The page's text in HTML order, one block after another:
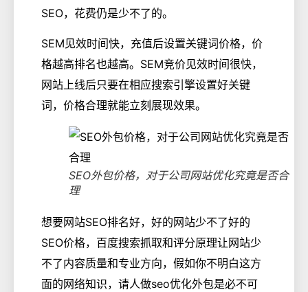
SEO，花费仍是少不了的。
SEM见效时间快，充值后设置关键词价格，价
格越高排名也越高。SEM竞价见效时间很快，
网站上线后只要在相应搜索引擎设置好关键
词，价格合理就能立刻展现效果。
SEO外包价格，对于公司网站优化究竟是否合
理
想要网站SEO排名好，好的网站少不了好的
SEO价格，百度搜索抓取和评分原理让网站少
不了内容质量和专业方向，假如你不明白这方
面的网络知识，请人做seo优化外包是必不可